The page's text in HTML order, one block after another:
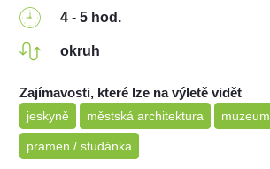
4 - 5 hod.
okruh
Zajímavosti, které lze na výletě vidět
jeskyně městská architektura muzeum
pramen / studánka